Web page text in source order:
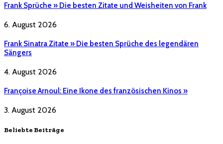
Frank Sprüche » Die besten Zitate und Weisheiten von Frank
6. August 2026
Frank Sinatra Zitate » Die besten Sprüche des legendären
Sängers
4. August 2026
Françoise Arnoul: Eine Ikone des französischen Kinos »
3. August 2026
Beliebte Beiträge